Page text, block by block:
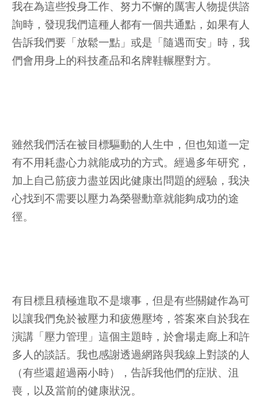
我在為這些投身工作、努力不懈的厲害人物提供諮
詢時，發現我們這種人都有一個共通點，如果有人
告訴我們要「放鬆一點」或是「隨遇而安」時，我
們會用身上的科技產品和名牌鞋輾壓對方。
雖然我們活在被目標驅動的人生中，但也知道一定
有不用耗盡心力就能成功的方式。經過多年研究，
加上自己筋疲力盡並因此健康出問題的經驗，我決
心找到不需要以壓力為榮譽勳章就能夠成功的途
徑。
有目標且積極進取不是壞事，但是有些關鍵作為可
以讓我們免於被壓力和疲憊壓垮，答案來自於我在
演講「壓力管理」這個主題時，於會場走廊上和許
多人的談話。我也感謝透過網路與我線上對談的人
（有些還超過兩小時），告訴我他們的症狀、沮
喪，以及當前的健康狀況。